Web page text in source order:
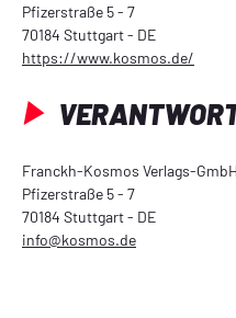
Pfizerstraße 5 - 7
70184 Stuttgart - DE
https://www.kosmos.de/
Franckh-Kosmos Verlags-
Pfizerstraße 5 - 7
70184 Stuttgart - DE
info@kosmos.de